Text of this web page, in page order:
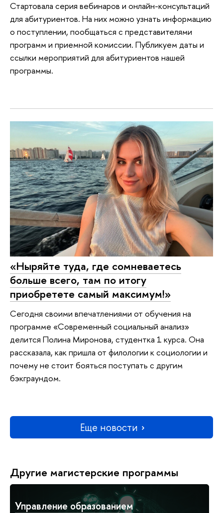
Стартовала серия вебинаров и онлайн-консультаций
для абитуриентов. На них можно узнать информацию
о поступлении, пообщаться с представителями
программ и приемной комиссии. Публикуем даты и
ссылки мероприятий для абитуриентов нашей
программы.
«Ныряйте туда, где сомневаетесь
больше всего, там по итогу
приобретете самый максимум!»
Сегодня своими впечатлениями от обучения на
программе «Современный социальный анализ»
делится Полина Миронова, студентка 1 курса. Она
рассказала, как пришла от филологии к социологии и
почему не стоит бояться поступать с другим
бэкграундом.
Еще новости
Другие магистерские программы
Управление образованием